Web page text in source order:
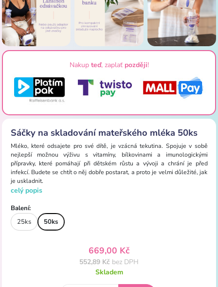
Nakup teď, zaplať později!
Sáčky na skladování mateřského mléka 50ks
Mléko, které odsajete pro své dítě, je vzácná tekutina. Spojuje v sobě
nejlepší možnou výživu s vitamíny, bílkovinami a imunologickými
přípravky, které pomáhají při dětském růstu a vývoji a chrání je před
infekcí. Budete se chtít o něj dobře postarat, a proto je velmi důležité, jak
je uskladnit.
celý popis
Balení:
25ks
50ks
669,00 Kč
552,89 Kč bez DPH
Skladem